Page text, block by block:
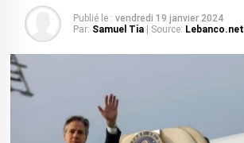
Publié le : vendredi 19 janvier 2024
Par: Samuel Tia | Source: Lebanco.net